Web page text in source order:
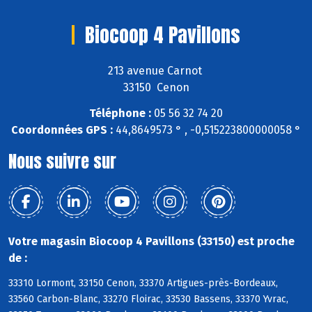
Biocoop 4 Pavillons
213 avenue Carnot
33150 Cenon
Téléphone : 05 56 32 74 20
Coordonnées GPS : 44,8649573 ° , -0,515223800000058 °
Nous suivre sur
Votre magasin Biocoop 4 Pavillons (33150) est proche
de :
33310 Lormont, 33150 Cenon, 33370 Artigues-près-Bordeaux,
33560 Carbon-Blanc, 33270 Floirac, 33530 Bassens, 33370 Yvrac,